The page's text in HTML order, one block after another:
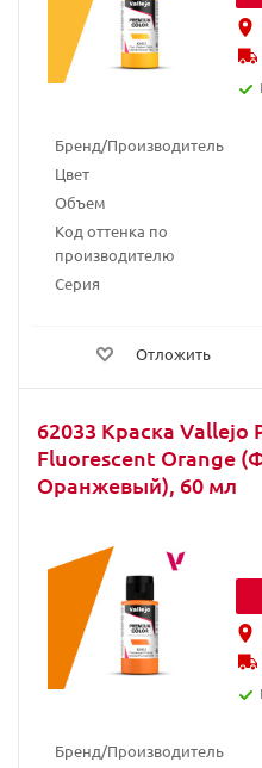
Бренд/Производитель
Цвет
Объем
Код оттенка по
производителю
Серия
Отложить
62033 Краска Vallejo
Fluorescent Orange
Оранжевый), 60 мл
Бренд/Производитель